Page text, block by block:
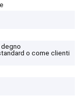
degno
o come clienti